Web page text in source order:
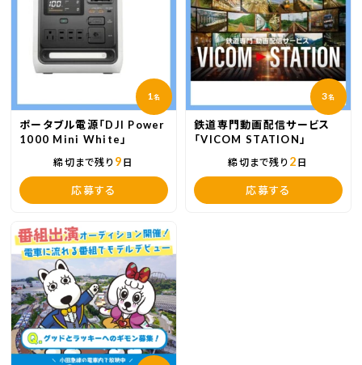
1名
ポータブル電源「DJI Power
1000 Mini White」
締切まで残り 9 日
応募する
3名
鉄道専門動画配信サービス
「VICOM STATION」
締切まで残り 2 日
応募する